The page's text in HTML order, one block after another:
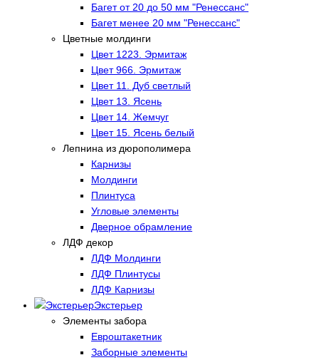
Багет от 20 до 50 мм "Ренессанс"
Багет менее 20 мм "Ренессанс"
Цветные молдинги
Цвет 1223. Эрмитаж
Цвет 966. Эрмитаж
Цвет 11. Дуб светлый
Цвет 13. Ясень
Цвет 14. Жемчуг
Цвет 15. Ясень белый
Лепнина из дюрополимера
Карнизы
Молдинги
Плинтуса
Угловые элементы
Дверное обрамление
ЛДФ декор
ЛДФ Молдинги
ЛДФ Плинтусы
ЛДФ Карнизы
Экстерьер
Элементы забора
Евроштакетник
Заборные элементы